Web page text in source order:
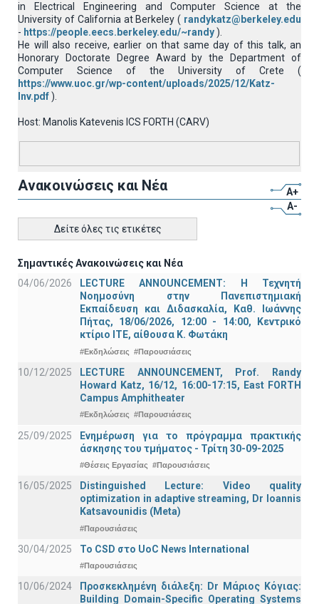
in Electrical Engineering and Computer Science at the
University of California at Berkeley ( randykatz@berkeley.edu
- https://people.eecs.berkeley.edu/~randy).
He will also receive, earlier on that same day of this talk, an
Honorary Doctorate Degree Award by the Department of
Computer Science of the University of Crete (
https://www.uoc.gr/wp-content/uploads/2025/12/Katz-
Inv.pdf).
Host: Manolis Katevenis ICS FORTH (CARV)
Ανακοινώσεις και Νέα
A+
A-
Δείτε όλες τις ετικέτες
Σημαντικές Ανακοινώσεις και Νέα
04/06/2026
LECTURE ANNOUNCEMENT: Η Τεχνητή
Νοημοσύνη στην Πανεπιστημιακή
Εκπαίδευση και Διδασκαλία, Καθ. Ιωάννης
Πήτας, 18/06/2026, 12:00 - 14:00, Κεντρικό
κτίριο ΙΤΕ, αίθουσα Κ. Φωτάκη
#Εκδηλώσεις #Παρουσιάσεις
10/12/2025
LECTURE ANNOUNCEMENT, Prof. Randy
Howard Katz, 16/12, 16:00-17:15, East FORTH
Campus Amphitheater
#Εκδηλώσεις #Παρουσιάσεις
25/09/2025
Ενημέρωση για το πρόγραμμα πρακτικής
άσκησης του τμήματος - Τρίτη 30-09-2025
#Θέσεις Εργασίας #Παρουσιάσεις
16/05/2025
Distinguished Lecture: Video quality
optimization in adaptive streaming, Dr Ioannis
Katsavounidis (Meta)
#Παρουσιάσεις
30/04/2025 To CSD στο UoC News International
#Παρουσιάσεις
10/06/2024
Προσκεκλημένη διάλεξη: Dr Μάριος Κόγιας:
Building Domain-Specific Operating Systems